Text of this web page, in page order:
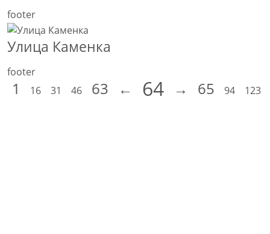
footer
Улица Каменка
footer
1 16 31 46 63 ← 64 → 65 94 123